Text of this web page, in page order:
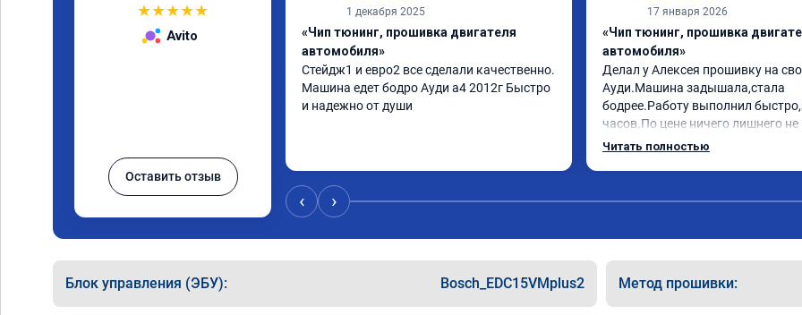
★★★★★
Avito
Оставить отзыв
1 декабря 2025
«Чип тюнинг, прошивка двигателя
автомобиля»
Стейдж1 и евро2 все сделали качественно.
Машина едет бодро Ауди а4 2012г Быстро
и надежно от души
17 января 2026
«Чип тюнинг, прошивка
автомобиля»
Делал у Алексея прошивку на
Ауди.Машина задышала,стала
бодрее.Работу выполнил
часов.По цене ничего лишнего не
как договаривались
Читать полностью
‹ ›
Блок управления (ЭБУ): Bosch_EDC15VMplus2 Метод прошивки: